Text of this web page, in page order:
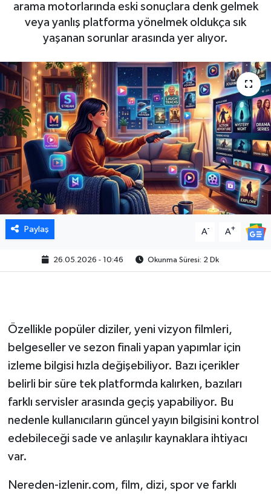
arama motorlarında eski sonuçlara denk gelmek
veya yanlış platforma yönelmek oldukça sık
yaşanan sorunlar arasında yer alıyor.
Paylaş A- A+
26.05.2026 - 10:46 Okunma Süresi: 2 Dk
Özellikle popüler diziler, yeni vizyon filmleri,
belgeseller ve sezon finali yapan yapımlar için
izleme bilgisi hızla değişebiliyor. Bazı içerikler
belirli bir süre tek platformda kalırken, bazıları
farklı servisler arasında geçiş yapabiliyor. Bu
nedenle kullanıcıların güncel yayın bilgisini kontrol
edebileceği sade ve anlaşılır kaynaklara ihtiyacı
var.
Nereden-izlenir.com, film, dizi, spor ve farklı